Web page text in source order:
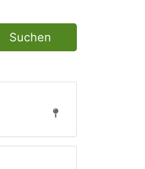
Suchen